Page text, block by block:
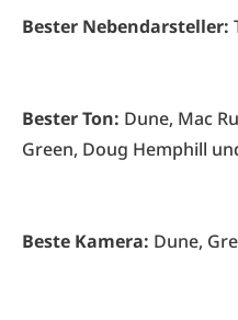
Bester Nebendarsteller:
Bester Ton: Dune, Mac
Green, Doug Hemphill
Beste Kamera: Dune,